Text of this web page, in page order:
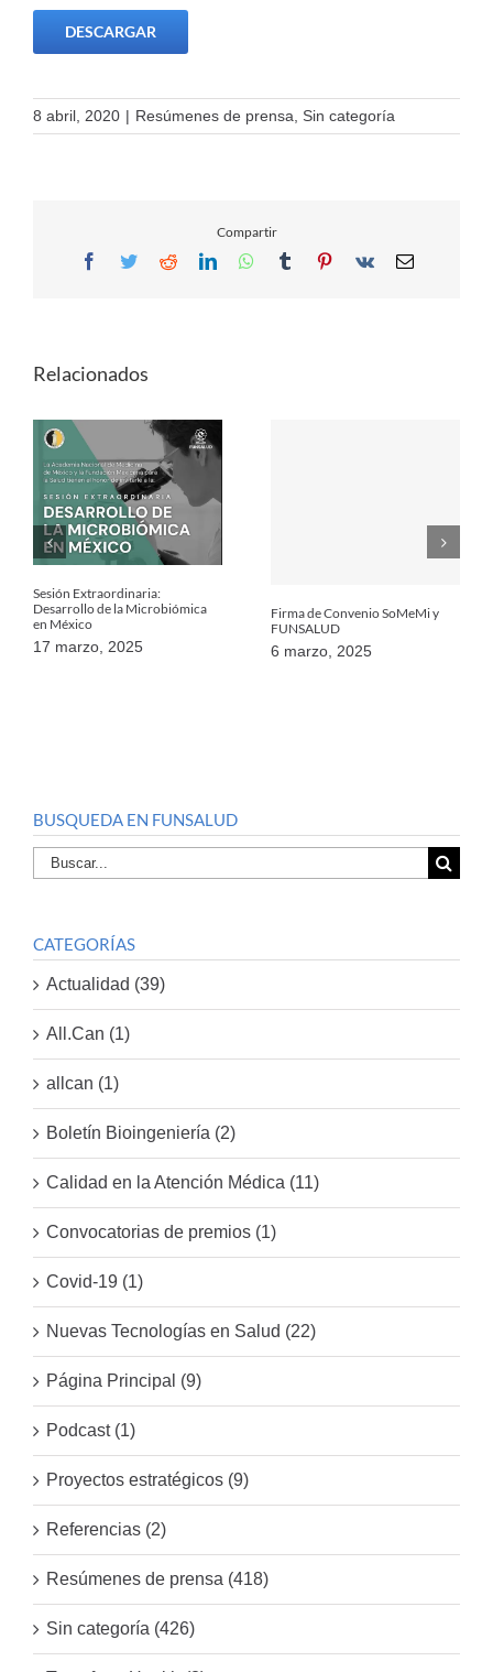
DESCARGAR
8 abril, 2020 | Resúmenes de prensa, Sin categoría
Compartir
Facebook
TwitterRedditLinkedInWhatsApp
TumblrPinterest
Vk Email
Relacionados
Sesión Extraordinaria:
Desarrollo de la Microbiómica
en México
17 marzo, 2025
Firma de Convenio SoMeMi y
FUNSALUD
6 marzo, 2025
BUSQUEDA EN FUNSALUD
Buscar
por:
CATEGORÍAS
Actualidad (39)
All.Can (1)
allcan (1)
Boletín Bioingeniería (2)
Calidad en la Atención Médica (11)
Convocatorias de premios (1)
Covid-19 (1)
Nuevas Tecnologías en Salud (22)
Página Principal (9)
Podcast (1)
Proyectos estratégicos (9)
Referencias (2)
Resúmenes de prensa (418)
Sin categoría (426)